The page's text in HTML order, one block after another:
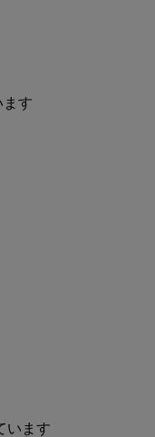
ます
います